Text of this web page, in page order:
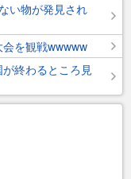
い物が発見され
を観戦wwwww
終わるところ見